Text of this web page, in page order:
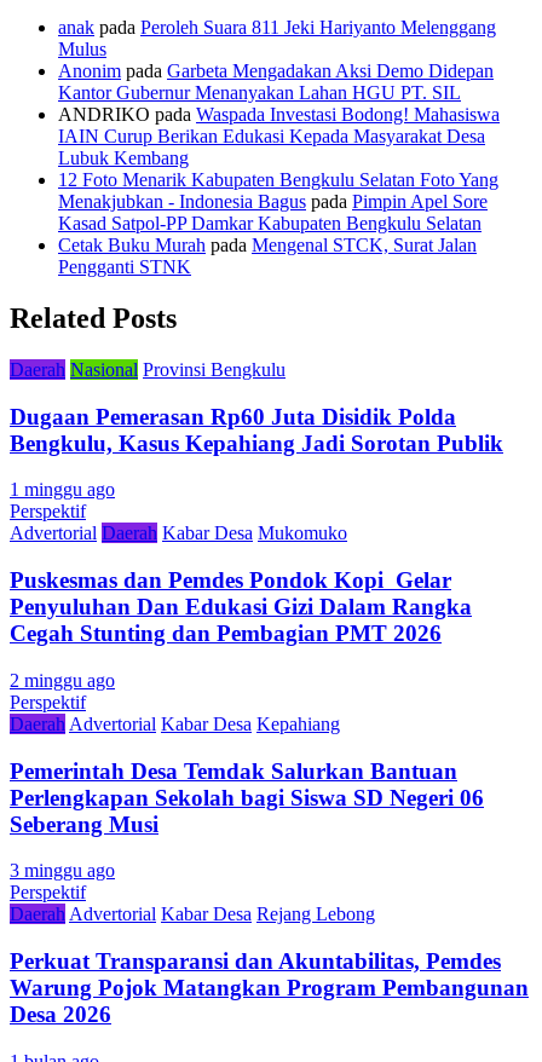
anak pada Peroleh Suara 811 Jeki Hariyanto Melenggang
Mulus
Anonim pada Garbeta Mengadakan Aksi Demo Didepan
Kantor Gubernur Menanyakan Lahan HGU PT. SIL
ANDRIKO pada Waspada Investasi Bodong! Mahasiswa
IAIN Curup Berikan Edukasi Kepada Masyarakat Desa
Lubuk Kembang
12 Foto Menarik Kabupaten Bengkulu Selatan Foto Yang
Menakjubkan - Indonesia Bagus pada Pimpin Apel Sore
Kasad Satpol-PP Damkar Kabupaten Bengkulu Selatan
Cetak Buku Murah pada Mengenal STCK, Surat Jalan
Pengganti STNK
Related Posts
Daerah Nasional Provinsi Bengkulu
Dugaan Pemerasan Rp60 Juta Disidik Polda
Bengkulu, Kasus Kepahiang Jadi Sorotan Publik
1 minggu ago
Perspektif
Advertorial Daerah Kabar Desa Mukomuko
Puskesmas dan Pemdes Pondok Kopi Gelar
Penyuluhan Dan Edukasi Gizi Dalam Rangka
Cegah Stunting dan Pembagian PMT 2026
2 minggu ago
Perspektif
Daerah Advertorial Kabar Desa Kepahiang
Pemerintah Desa Temdak Salurkan Bantuan
Perlengkapan Sekolah bagi Siswa SD Negeri 06
Seberang Musi
3 minggu ago
Perspektif
Daerah Advertorial Kabar Desa Rejang Lebong
Perkuat Transparansi dan Akuntabilitas, Pemdes
Warung Pojok Matangkan Program Pembangunan
Desa 2026